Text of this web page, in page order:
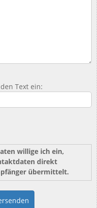
Text ein:
willige ich ein,
direkt
übermittelt.